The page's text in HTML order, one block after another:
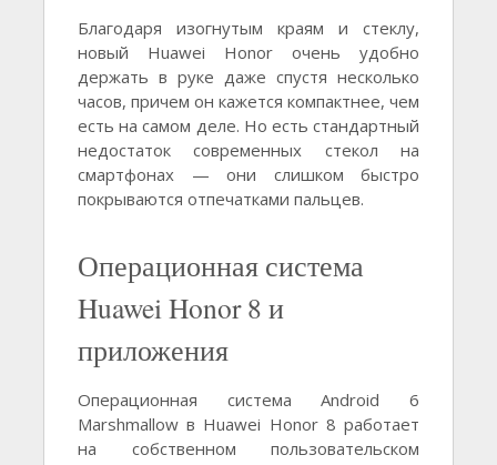
Благодаря изогнутым краям и стеклу,
новый Huawei Honor очень удобно
держать в руке даже спустя несколько
часов, причем он кажется компактнее, чем
есть на самом деле. Но есть стандартный
недостаток современных стекол на
смартфонах — они слишком быстро
покрываются отпечатками пальцев.
Операционная система
Huawei Honor 8 и
приложения
Операционная система Android 6
Marshmallow в Huawei Honor 8 работает
на собственном пользовательском